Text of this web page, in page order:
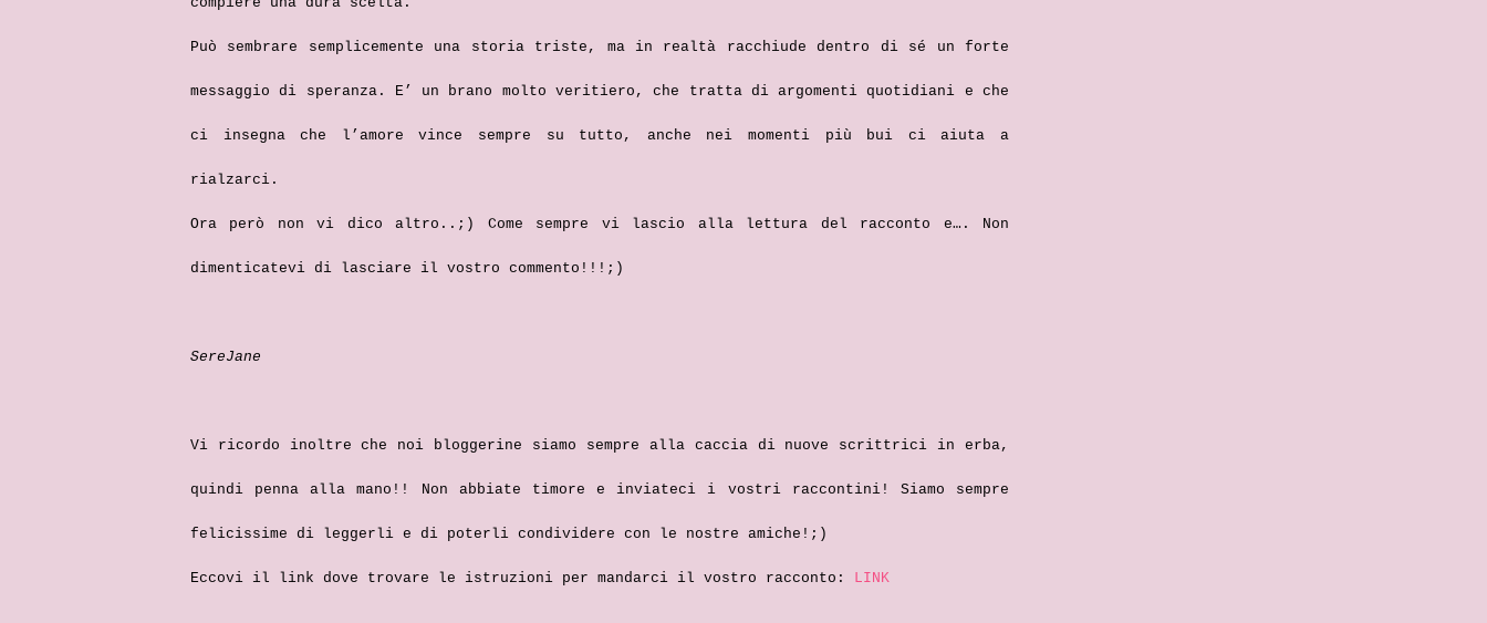
Può sembrare semplicemente una storia triste, ma in realtà racchiude dentro di sé un forte
messaggio di speranza. E’ un brano molto veritiero, che tratta di argomenti quotidiani e che
ci insegna che l’amore vince sempre su tutto, anche nei momenti più bui ci aiuta a
rialzarci.
Ora però non vi dico altro..;) Come sempre vi lascio alla lettura del racconto e…. Non
dimenticatevi di lasciare il vostro commento!!!;)
SereJane
Vi ricordo inoltre che noi bloggerine siamo sempre alla caccia di nuove scrittrici in erba,
quindi penna alla mano!! Non abbiate timore e inviateci i vostri raccontini! Siamo sempre
felicissime di leggerli e di poterli condividere con le nostre amiche!;)
Eccovi il link dove trovare le istruzioni per mandarci il vostro racconto: LINK